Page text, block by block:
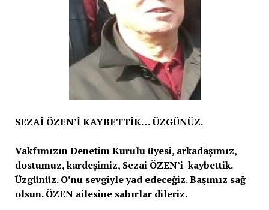
SEZAİ ÖZEN’İ KAYBETTİK… ÜZGÜNÜZ.
Vakfımızın Denetim Kurulu üyesi, arkadaşımız,
dostumuz, kardeşimiz, Sezai ÖZEN’i kaybettik.
Üzgünüz. O’nu sevgiyle yad edeceğiz. Başımız sağ
olsun. ÖZEN ailesine sabırlar dileriz.